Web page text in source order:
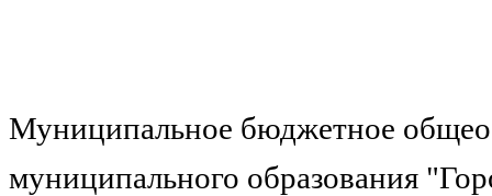
Муниципальное бюджетное
муниципального образования